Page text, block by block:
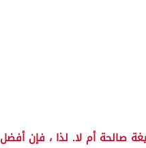
صالحة أم لا. لذا ، فإن أفضل